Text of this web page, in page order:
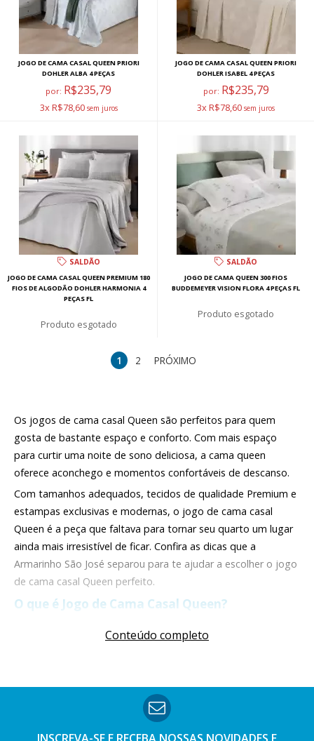
JOGO DE CAMA CASAL QUEEN PRIORI
DOHLER ALBA 4 PEÇAS
por: R$235,79
3x R$78,60
JOGO DE CAMA CASAL QUEEN PRIORI
DOHLER ISABEL 4 PEÇAS
por: R$235,79
3x R$78,60
SALDÃO
JOGO DE CAMA CASAL QUEEN PREMIUM 180
FIOS DE ALGODÃO DOHLER HARMONIA 4
PEÇAS FL
esgotado
SALDÃO
JOGO DE CAMA QUEEN 300 FIOS
BUDDEMEYER VISION FLORA 4 PEÇAS FL
esgotado
1 2 PRÓXIMO
Os jogos de cama casal Queen são perfeitos para quem
gosta de bastante espaço e conforto. Com mais espaço
para curtir uma noite de sono deliciosa, a cama queen
oferece aconchego e momentos confortáveis de descanso.
Com tamanhos adequados, tecidos de qualidade Premium e
estampas exclusivas e modernas, o jogo de cama casal
Queen é a peça que faltava para tornar seu quarto um lugar
ainda mais irresistível de ficar. Confira as dicas que a
Armarinho São José separou para te ajudar a escolher o jogo
de cama casal Queen perfeito.
O que é Jogo de Cama Casal Queen?
Um jogo de cama casal Queen é um conjunto composto por
maiores, elas necessitam de peças de alta durabilidade e que
tenham tecido de qualidade.
A composição e a quantidade de peças vão variar conforme
Conteúdo completo